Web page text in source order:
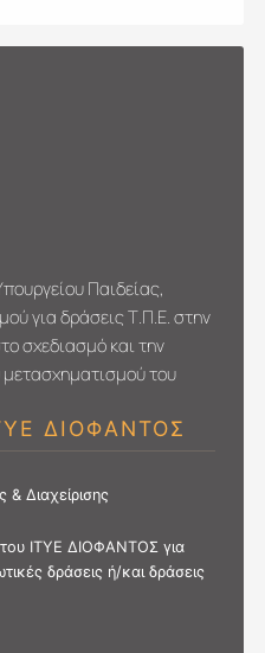
Παιδείας,
για δράσεις Τ.Π.Ε. στην
σχεδιασμό και την
του
ΔΙΟΦΑΝΤΟΣ
Διαχείρισης
ΙΤΥΕ ΔΙΟΦΑΝΤΟΣ για
δράσεις ή/και δράσεις